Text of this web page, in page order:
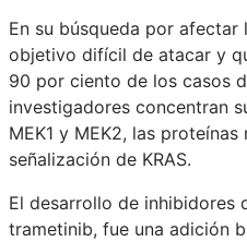
En su búsqueda por afectar
objetivo difícil de atacar y
90 por ciento de los casos
investigadores concentran
MEK1 y MEK2, las
señalización de KRAS.
El desarrollo de inhibidores
trametinib, fue una adición